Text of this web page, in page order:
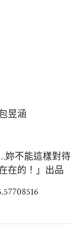
昱涵
妳不能這樣對待
在的！」出品